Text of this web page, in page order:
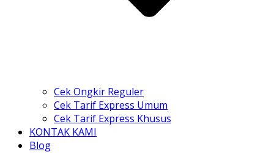
Cek Ongkir Reguler
Cek Tarif Express Umum
Cek Tarif Express Khusus
KONTAK KAMI
Blog